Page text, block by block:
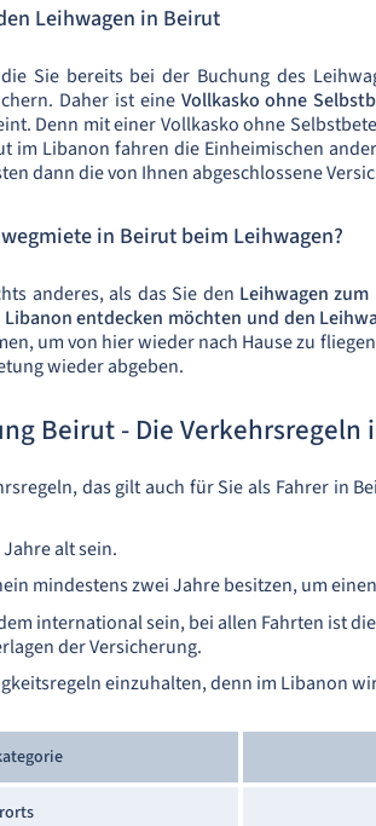
Leihwagen in Beirut
Sie bereits bei der Buchung des
Daher ist eine Vollkasko ohne
Denn mit einer Vollkasko ohne
im Libanon fahren die Einheimischen
dann die von Ihnen abgeschlossene
in Beirut beim Leihwagen?
anderes, als das Sie den Leihwagen
entdecken möchten und den
um von hier wieder nach Hause zu
wieder abgeben.
Beirut - Die Verkehrsregeln
das gilt auch für Sie als Fahrer in
alt sein.
mindestens zwei Jahre besitzen, um
international sein, bei allen Fahrten ist
der Versicherung.
einzuhalten, denn im Libanon